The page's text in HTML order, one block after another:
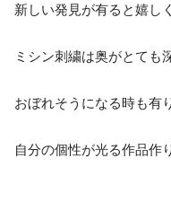
新しい発見が有ると嬉し
ミシン刺繍は奥がとても
おぼれそうになる時も有
自分の個性が光る作品作